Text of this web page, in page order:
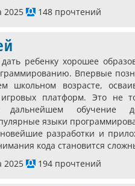
2025
148 прочтений
ребенку хорошее
Впервые
школьном возрасте,
игровых платформ. Это не
обучение
языки
разработки и
кода становится
2025
194 прочтений